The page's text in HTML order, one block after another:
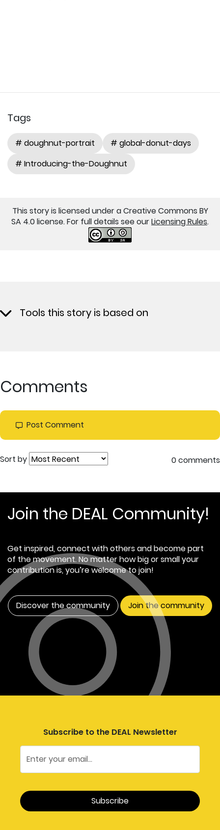
Tags
# doughnut-portrait
# global-donut-days
# Introducing-the-Doughnut
This story is licensed under a Creative Commons BY
SA 4.0 license. For full details see ourLicensing Rules.
Tools this story is based on
Comments
Post Comment
Sort by 0 comments
Join the DEAL Community!
Get inspired, connect with others and become part
of the movement. No matter how big or small your
contribution is, you’re welcome to join!
Discover the community Join the community
Subscribe to the DEAL Newsletter